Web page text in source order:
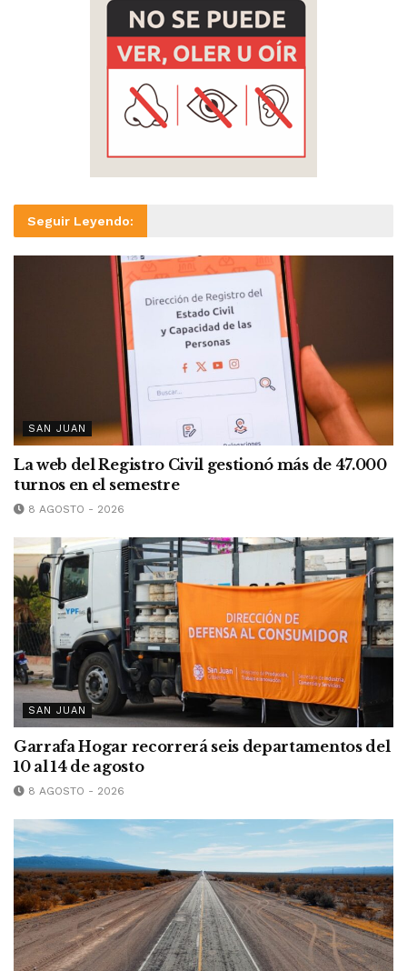
Seguir Leyendo:
SAN JUAN
La web del Registro Civil gestionó más de 47.000
turnos en el semestre
8 AGOSTO - 2026
SAN JUAN
Garrafa Hogar recorrerá seis departamentos del
10 al 14 de agosto
8 AGOSTO - 2026